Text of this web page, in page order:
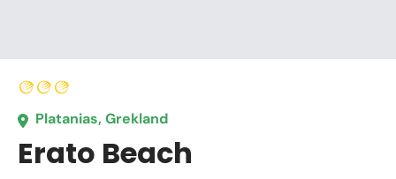
Platanias, Grekland
Erato Beach